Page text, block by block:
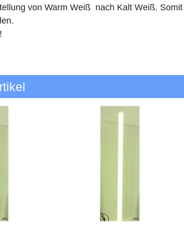
von Warm Weiß nach Kalt Weiß.